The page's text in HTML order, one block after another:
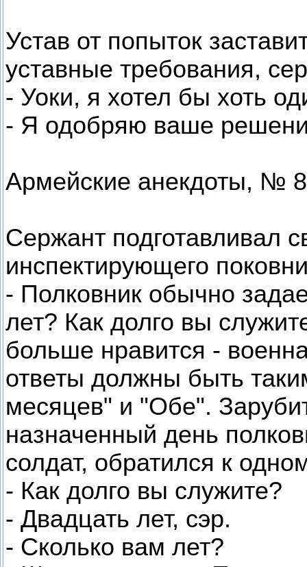
Устав от попыток
уставные требования,
- Уоки, я хотел бы хоть
- Я одобряю ваше
Армейские анекдоты, №
Сержант подготавливал
инспектирующего
- Полковник обычно
лет? Как долго вы
больше нравится -
ответы должны быть
месяцев" и "Обе".
назначенный день
солдат, обратился к
- Как долго вы служите?
- Двадцать лет, сэр.
- Сколько вам лет?